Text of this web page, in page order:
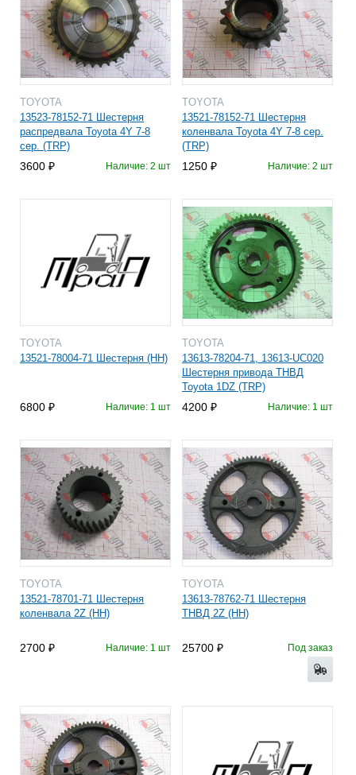
TOYOTA
13523-78152-71 Шестерня
распредвала Toyota 4Y 7-8
сер. (TRP)
3600 Наличие: 2 шт
TOYOTA
13521-78152-71 Шестерня
коленвала Toyota 4Y 7-8 сер.
(TRP)
1250 Наличие: 2 шт
TOYOTA
13521-78004-71 Шестерня (HH)
6800 Наличие: 1 шт
TOYOTA
13613-78204-71, 13613-UC020
Шестерня привода ТНВД
Toyota 1DZ (TRP)
4200 Наличие: 1 шт
TOYOTA
13521-78701-71 Шестерня
коленвала 2Z (HH)
2700 Наличие: 1 шт
TOYOTA
13613-78762-71 Шестерня
ТНВД 2Z (HH)
25700 Под заказ